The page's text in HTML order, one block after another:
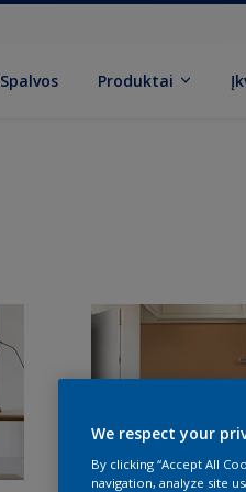
Spalvos Produktai
We respect your
By clicking “Accept All
navigation, analyze site